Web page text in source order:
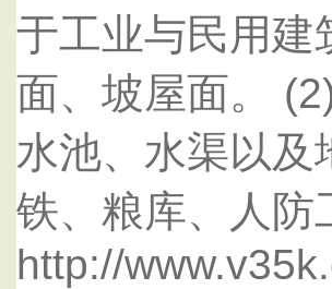
于工业与民用建
面、坡屋面。
水池、水渠以及
铁、粮库、人防
http://